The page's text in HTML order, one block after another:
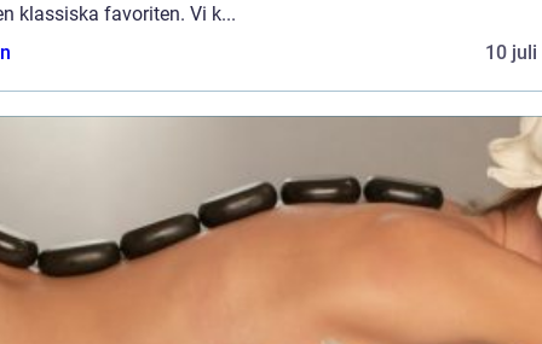
klassiska favoriten. Vi k...
10 juli